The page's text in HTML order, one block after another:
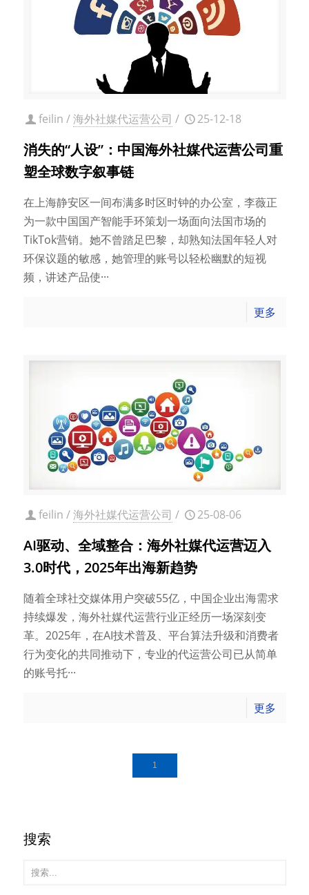
feilin /海外社媒代运营公司 / 25-12-18
消失的“人设”：中国海外社媒代运营公司重
塑全球数字叙事链
在上海静安区一间布满多时区时钟的办公室，李薇正
为一款中国国产智能手环策划一场面向法国市场的
TikTok营销。她不曾踏足巴黎，却熟知法国年轻人对
环保议题的敏感，她管理的账号以轻松幽默的短视
频，讲述产品使···
更多
feilin /海外社媒代运营公司 / 25-08-06
AI驱动、全域整合：海外社媒代运营迈入
3.0时代，2025年出海新趋势
​随着全球社交媒体用户突破55亿，中国企业出海需求
持续爆发，海外社媒代运营行业正经历一场深刻变
革。2025年，在AI技术普及、平台算法升级和消费者
行为变化的共同推动下，专业的代运营公司已从简单
的账号托···
更多
1
搜索